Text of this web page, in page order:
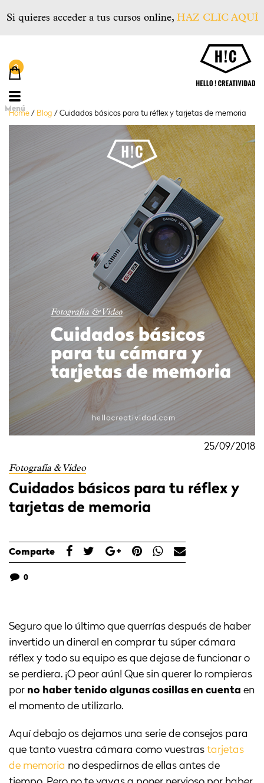
Si quieres acceder a tus cursos online, HAZ CLIC AQUÍ
Menú
Home / Blog / Cuidados básicos para tu réflex y tarjetas de memoria
25/09/2018
Fotografía & Vídeo
Cuidados básicos para tu réflex y
tarjetas de memoria
Comparte
0
Seguro que lo último que querrías después de haber
invertido un dineral en comprar tu súper cámara
réflex y todo su equipo es que dejase de funcionar o
se perdiera. ¡O peor aún! Que sin querer lo rompieras
por no haber tenido algunas cosillas en cuenta en
el momento de utilizarlo.
Aquí debajo os dejamos una serie de consejos para
que tanto vuestra cámara como vuestras tarjetas
de memoria no despedirnos de ellas antes de